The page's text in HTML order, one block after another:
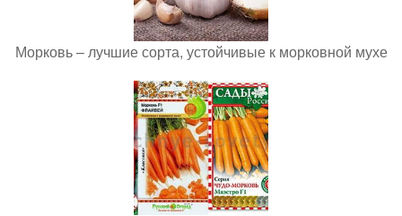
Морковь – лучшие сорта, устойчивые к морковной мухе